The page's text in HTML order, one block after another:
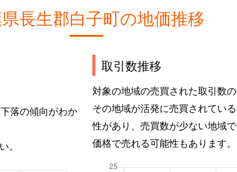
長生郡白子町の地価推移
落の傾向がわか
。
取引数推移
対象の地域の売買された取引数
その地域が活発に売買されてい
性があり、売買数が少ない地域
価格で売れる可能性もあります。